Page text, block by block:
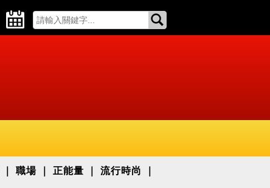
職場 正能量 流行時尚